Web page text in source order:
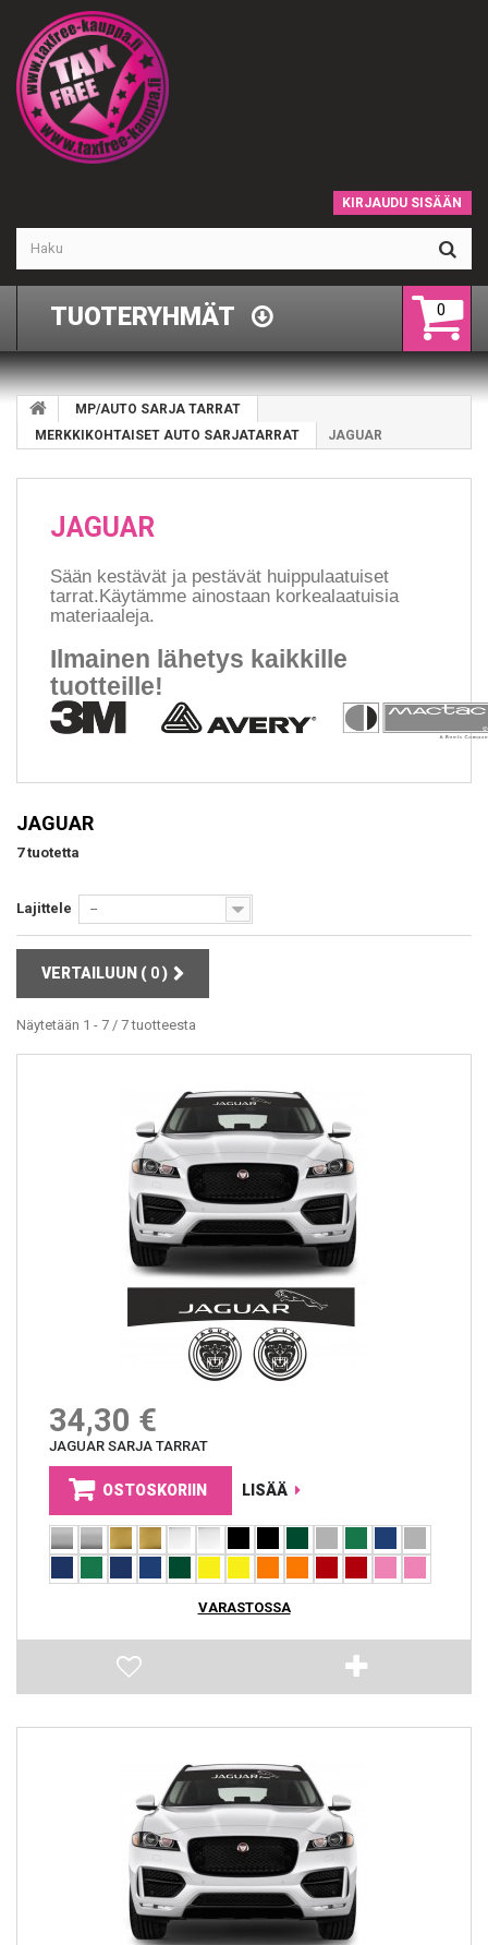
KIRJAUDU SISÄÄN
0
TUOTERYHMÄT
MP/AUTO SARJA TARRAT
MERKKIKOHTAISET AUTO SARJATARRAT
JAGUAR
JAGUAR
Sään kestävät ja pestävät huippulaatuiset
tarrat.Käytämme ainostaan korkealaatuisia
materiaaleja.
Ilmainen lähetys kaikkille
tuotteille!
JAGUAR
7 tuotetta
Lajittele --
VERTAILUUN ( 0)
Näytetään 1 - 7 / 7 tuotteesta
34,30 €
JAGUAR SARJA TARRAT
OSTOSKORIIN LISÄÄ
VARASTOSSA